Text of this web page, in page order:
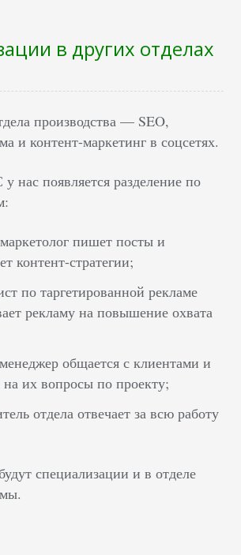
в других отделах
производства — SEO,
и контент-маркетинг в соцсетях.
нас появляется разделение по
пишет посты и
контент-стратегии;
по таргетированной рекламе
рекламу на повышение охвата
общается с клиентами и
на их вопросы по проекту;
отдела отвечает за всю работу
специализации и в отделе